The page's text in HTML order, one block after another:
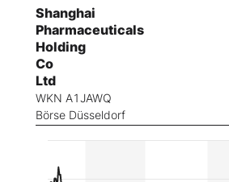
Shanghai
Pharmaceuticals
Holding
Co
Ltd
WKN A1JAWQ
Börse Düsseldorf